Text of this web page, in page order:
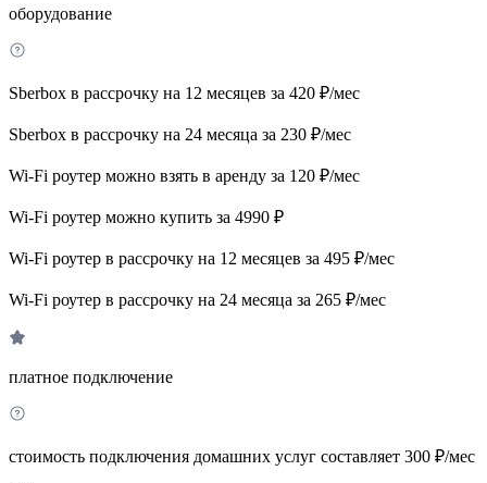
оборудование
Sberbox в рассрочку на 12 месяцев за 420 ₽/мес
Sberbox в рассрочку на 24 месяца за 230 ₽/мес
Wi-Fi роутер можно взять в аренду за 120 ₽/мес
Wi-Fi роутер можно купить за 4990 ₽
Wi-Fi роутер в рассрочку на 12 месяцев за 495 ₽/мес
Wi-Fi роутер в рассрочку на 24 месяца за 265 ₽/мес
платное подключение
стоимость подключения домашних услуг составляет 300 ₽/мес